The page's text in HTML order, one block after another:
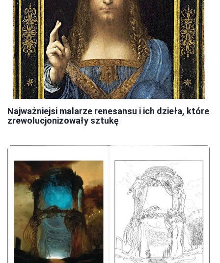
Najważniejsi malarze renesansu i ich dzieła, które
zrewolucjonizowały sztukę